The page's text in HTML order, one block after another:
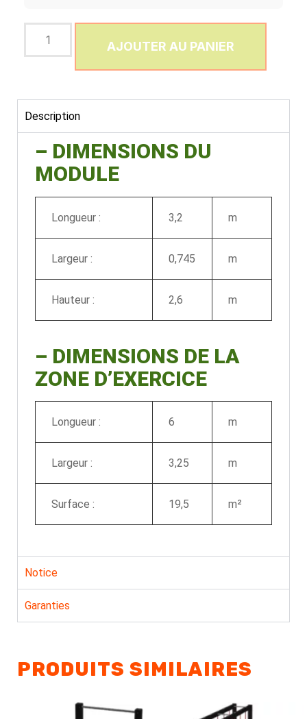
AJOUTER AU PANIER
Description
– DIMENSIONS DU
MODULE
Longueur : 3,2 m
Largeur : 0,745 m
Hauteur : 2,6 m
– DIMENSIONS DE LA
ZONE D’EXERCICE
Longueur : 6 m
Largeur : 3,25 m
Surface : 19,5 m²
Notice
Garanties
PRODUITS SIMILAIRES